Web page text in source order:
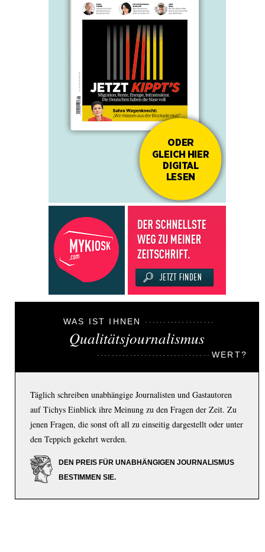
WAS IST IHNEN
Qualitätsjournalismus
WERT?
Täglich schreiben unabhängige Journalisten und Gastautoren
auf Tichys Einblick ihre Meinung zu den Fragen der Zeit. Zu
jenen Fragen, die sonst oft all zu einseitig dargestellt oder unter
den Teppich gekehrt werden.
DEN PREIS FÜR UNABHÄNGIGEN JOURNALISMUS
BESTIMMEN SIE.